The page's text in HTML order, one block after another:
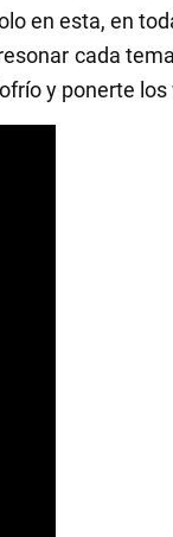
en esta, en
cada
y ponerte